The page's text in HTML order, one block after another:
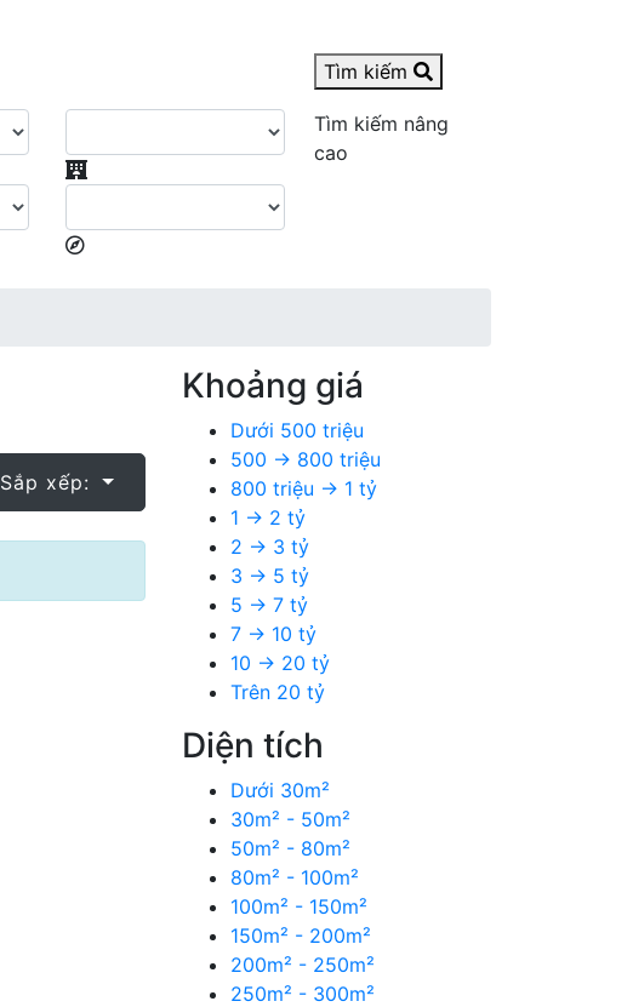
Tìm kiếm
Tìm kiếm nâng
cao
Sắp xếp:
Khoảng giá
Dưới 500 triệu
500 → 800 triệu
800 triệu → 1 tỷ
1 → 2 tỷ
2 → 3 tỷ
3 → 5 tỷ
5 → 7 tỷ
7 → 10 tỷ
10 → 20 tỷ
Trên 20 tỷ
Diện tích
Dưới 30m²
30m² - 50m²
50m² - 80m²
80m² - 100m²
100m² - 150m²
150m² - 200m²
200m² - 250m²
250m² - 300m²